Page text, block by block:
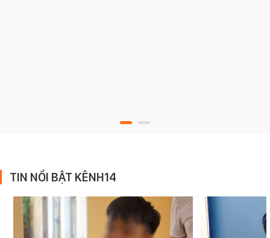
TIN NỔI BẬT KÊNH14